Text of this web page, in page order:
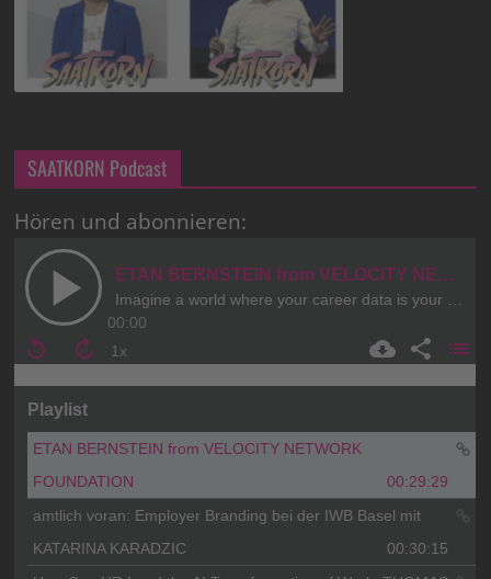
SAATKORN Podcast
Hören und abonnieren: